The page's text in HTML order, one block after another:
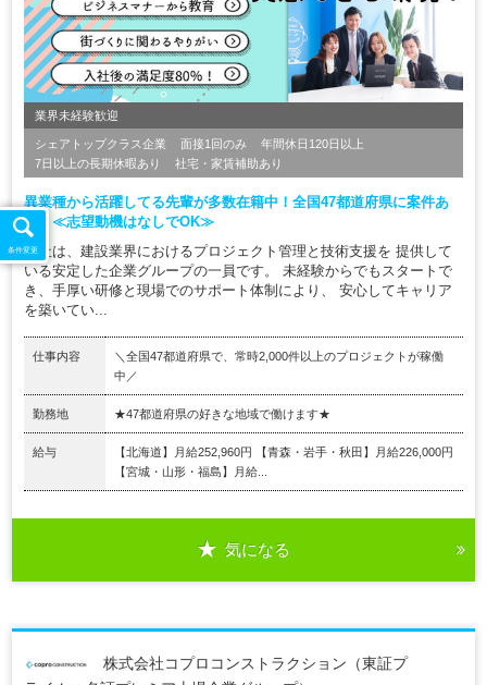
業界未経験歓迎
シェアトップクラス企業 面接1回のみ
年間休日120日以上
7日以上の長期休暇あり
社宅・家賃補助あり
異業種から活躍してる先輩が多数在籍中！全国47都道府県に案件あ
り！≪志望動機はなしでOK≫
当社は、建設業界におけるプロジェクト管理と技術支援を 提供して
いる安定した企業グループの一員です。 未経験からでもスタートで
き、手厚い研修と現場でのサポート体制により、 安心してキャリア
を築いてい...
仕事内容
＼全国47都道府県で、常時2,000件以上のプロジェクトが稼働
中／
勤務地 ★47都道府県の好きな地域で働けます★
給与
【北海道】月給252,960円 【青森・岩手・秋田】月給226,000円
【宮城・山形・福島】月給...
気になる
株式会社コプロコンストラクション（東証プ
条件変更